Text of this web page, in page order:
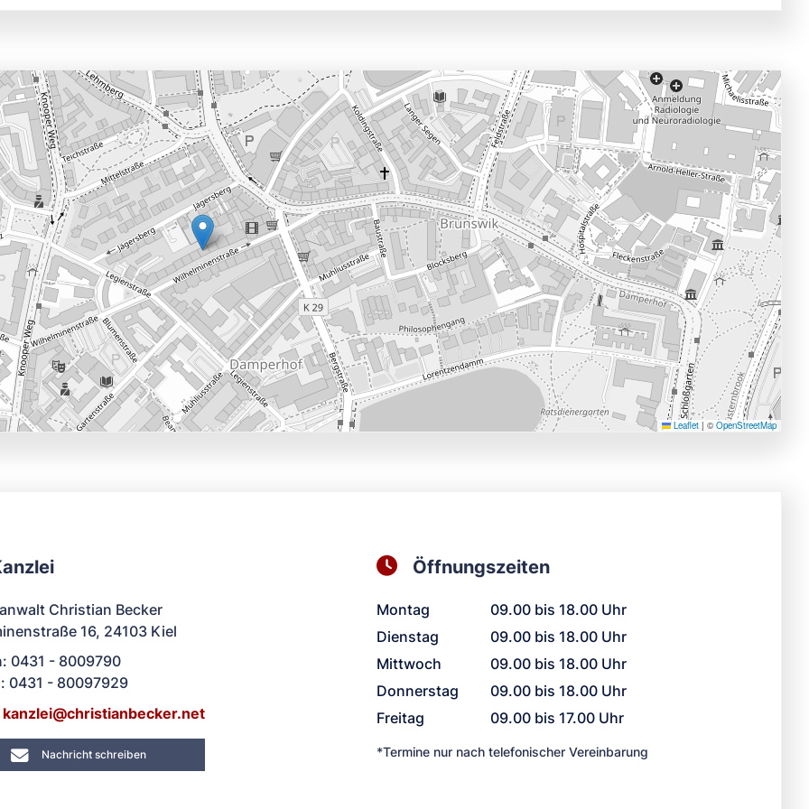
Leaflet | © OpenStreetMap
Christian Becker
16, 24103 Kiel
0431 - 8009790
0431 - 80097929
kanzlei@christianbecker.net
Nachricht schreiben
Öffnungszeiten
Montag
09.00 bis 18.00 Uhr
Dienstag
09.00 bis 18.00 Uhr
Mittwoch
09.00 bis 18.00 Uhr
Donnerstag
09.00 bis 18.00 Uhr
Freitag
09.00 bis 17.00 Uhr
*Termine nur nach telefonischer Vereinbarung